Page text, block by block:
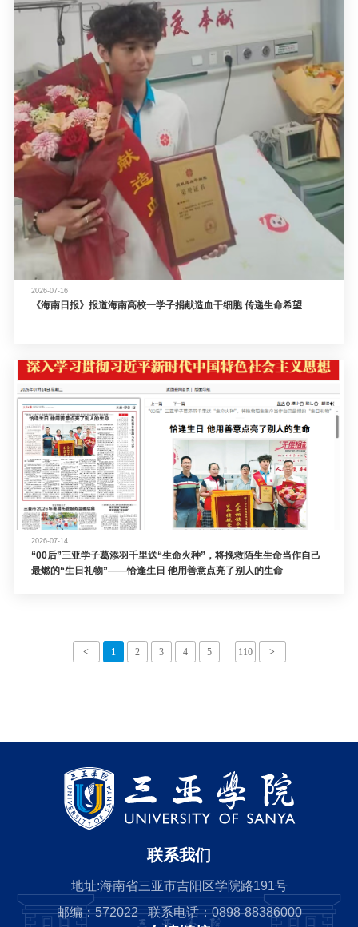
2026-07-16
《海南日报》报道海南高校一学子捐献造血干细胞 传递生命希望
2026-07-14
“00后”三亚学子葛添羽千里送“生命火种”，将挽救陌生生命当作自己
最燃的“生日礼物”——恰逢生日 他用善意点亮了别人的生命
< 1 2 3 4 5 . . . 110 >
联系我们
地址:海南省三亚市吉阳区学院路191号
邮编：572022 联系电话：0898-88386000